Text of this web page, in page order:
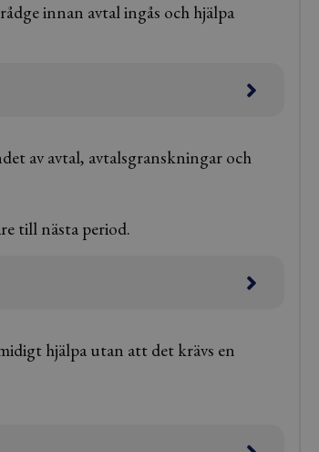
innan avtal ingås och hjälpa
av avtal, avtalsgranskningar och
till nästa period.
hjälpa utan att det krävs en